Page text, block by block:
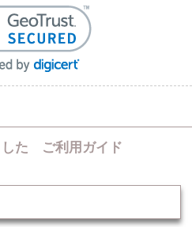
した ご利用ガイド